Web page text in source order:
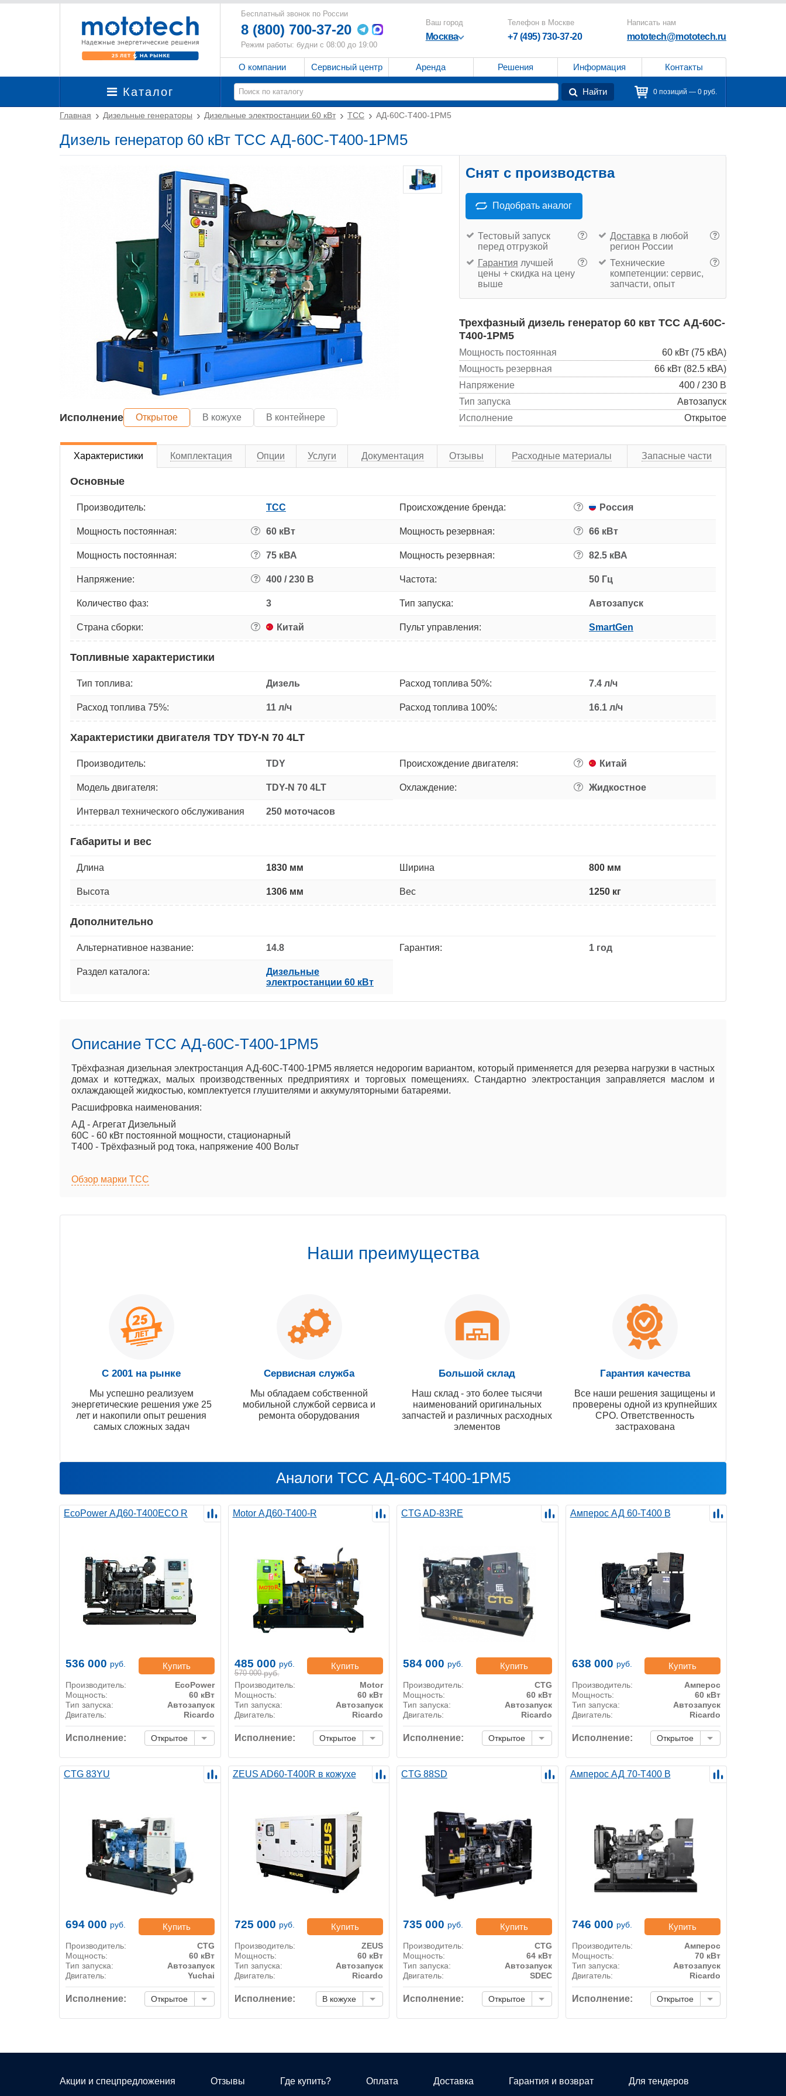
Бесплатный звонок по России
8 (800) 700-37-20
Режим работы: будни с 08:00 до 19:00
Ваш город
Москва
Телефон в Москве
+7 (495) 730-37-20
Написать нам
mototech@mototech.ru
О компании Сервисный центр Аренда Решения Информация Контакты
Каталог Найти 0 позиций — 0 руб.
Главная Дизельные генераторы Дизельные электростанции 60 кВт ТСС АД-60С-Т400-1РМ5
Дизель генератор 60 кВт ТСС АД-60С-Т400-1РМ5
Исполнение Открытое В кожухе В контейнере
Снят с производства
Подобрать аналог
?
Тестовый запуск
перед отгрузкой
?
Доставка в любой
регион России
?
Гарантия лучшей
цены + скидка на цену
выше
?
Технические
компетенции: сервис,
запчасти, опыт
Трехфазный дизель генератор 60 квт ТСС АД-60С-
Т400-1РМ5
Мощность постоянная
60 кВт (75 кВА)
Мощность резервная
66 кВт (82.5 кВА)
Напряжение
400 / 230 В
Тип запуска
Автозапуск
Исполнение
Открытое
Характеристики Комплектация Опции Услуги Документация Отзывы Расходные материалы Запасные части
Основные
Производитель: ТСС Происхождение бренда: ? Россия
Мощность постоянная: ? 60 кВт Мощность резервная: ? 66 кВт
Мощность постоянная: ? 75 кВА Мощность резервная: ? 82.5 кВА
Напряжение: ? 400 / 230 В Частота: 50 Гц
Количество фаз: 3 Тип запуска: Автозапуск
Страна сборки: ? Китай Пульт управления: SmartGen
Топливные характеристики
Тип топлива: Дизель Расход топлива 50%: 7.4 л/ч
Расход топлива 75%: 11 л/ч Расход топлива 100%: 16.1 л/ч
Характеристики двигателя TDY TDY-N 70 4LT
Производитель: TDY Происхождение двигателя: ? Китай
Модель двигателя: TDY-N 70 4LT Охлаждение: ? Жидкостное
Интервал технического обслуживания 250 моточасов
Габариты и вес
Длина 1830 мм Ширина 800 мм
Высота 1306 мм Вес 1250 кг
Дополнительно
Альтернативное название: 14.8 Гарантия: 1 год
Раздел каталога:
Дизельные
электростанции 60 кВт
Описание ТСС АД-60С-Т400-1РМ5
Трёхфазная дизельная электростанция АД-60С-Т400-1РМ5 является недорогим вариантом, который применяется для резерва нагрузки в частных
домах и коттеджах, малых производственных предприятиях и торговых помещениях. Стандартно электростанция заправляется маслом и
охлаждающей жидкостью, комплектуется глушителями и аккумуляторными батареями.
Расшифровка наименования:
АД - Агрегат Дизельный
60С - 60 кВт постоянной мощности, стационарный
Т400 - Трёхфазный род тока, напряжение 400 Вольт
Обзор марки ТСС
Наши преимущества
С 2001 на рынке
Мы успешно реализуем
энергетические решения уже 25
лет и накопили опыт решения
самых сложных задач
Сервисная служба
Мы обладаем собственной
мобильной службой сервиса и
ремонта оборудования
Большой склад
Наш склад - это более тысячи
наименований оригинальных
запчастей и различных расходных
элементов
Гарантия качества
Все наши решения защищены и
проверены одной из крупнейших
СРО. Ответственность
застрахована
Аналоги ТСС АД-60С-Т400-1РМ5
EcoPower АД60-T400ECO R
536 000 руб. Купить
Производитель:
EcoPower
Мощность:
60 кВт
Тип запуска:
Автозапуск
Двигатель:
Ricardo
Исполнение: Открытое
Motor АД60-Т400-R
570 000 руб.
485 000 руб. Купить
Производитель:
Motor
Мощность:
60 кВт
Тип запуска:
Автозапуск
Двигатель:
Ricardo
Исполнение: Открытое
CTG AD-83RE
584 000 руб. Купить
Производитель:
CTG
Мощность:
60 кВт
Тип запуска:
Автозапуск
Двигатель:
Ricardo
Исполнение: Открытое
Амперос АД 60-Т400 B
638 000 руб. Купить
Производитель:
Амперос
Мощность:
60 кВт
Тип запуска:
Автозапуск
Двигатель:
Ricardo
Исполнение: Открытое
CTG 83YU
694 000 руб. Купить
Производитель:
CTG
Мощность:
60 кВт
Тип запуска:
Автозапуск
Двигатель:
Yuchai
Исполнение: Открытое
ZEUS AD60-T400R в кожухе
725 000 руб. Купить
Производитель:
ZEUS
Мощность:
60 кВт
Тип запуска:
Автозапуск
Двигатель:
Ricardo
Исполнение: В кожухе
CTG 88SD
735 000 руб. Купить
Производитель:
CTG
Мощность:
64 кВт
Тип запуска:
Автозапуск
Двигатель:
SDEC
Исполнение: Открытое
Амперос АД 70-Т400 B
746 000 руб. Купить
Производитель:
Амперос
Мощность:
70 кВт
Тип запуска:
Автозапуск
Двигатель:
Ricardo
Исполнение: Открытое
Акции и спецпредложения Отзывы Где купить? Оплата Доставка Гарантия и возврат Для тендеров